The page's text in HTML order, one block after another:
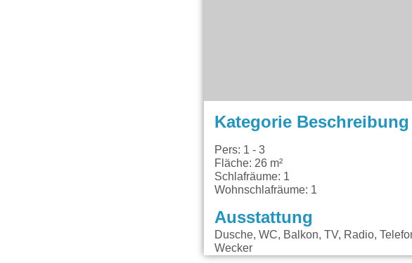
Kategorie Beschreibung
Pers: 1 - 3
Fläche: 26 m²
Schlafräume: 1
Wohnschlafräume: 1
Ausstattung
Dusche, WC, Balkon, TV, Radio,
Wecker